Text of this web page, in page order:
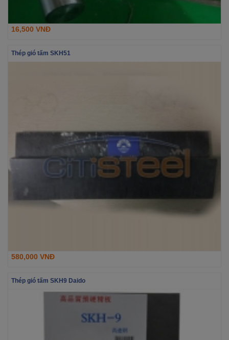
16,500 VNĐ
Thép gió tấm SKH51
580,000 VNĐ
Thép gió tấm SKH9 Daido